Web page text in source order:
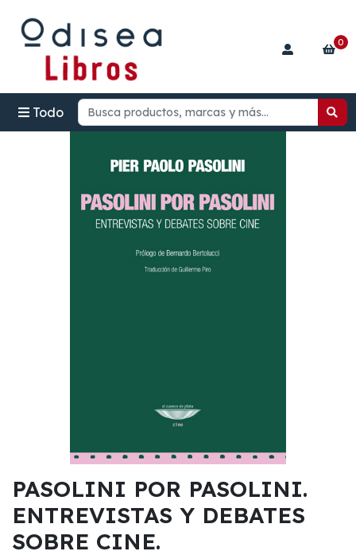
Todo
0
PASOLINI POR PASOLINI.
ENTREVISTAS Y DEBATES
SOBRE CINE.